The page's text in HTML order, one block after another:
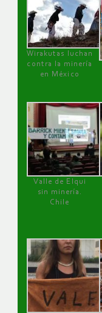
Wirakutas luchan
contra la minería
en México
Valle de Elqui
sin minería.
Chile